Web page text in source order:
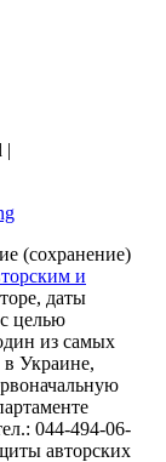
|
(сохранение)
и
даты
целью
из самых
Украине,
044-494-06-
авторских